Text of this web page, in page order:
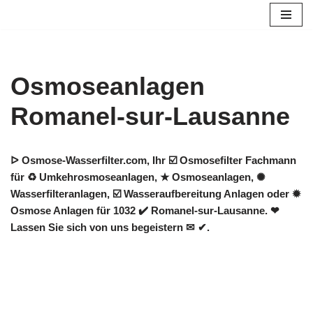
Osmoseanlagen
Romanel-sur-Lausanne
ᐅ Osmose-Wasserfilter.com, Ihr ☑️ Osmosefilter Fachmann
für ♻ Umkehrosmoseanlagen, ★ Osmoseanlagen, ✺
Wasserfilteranlagen, ☑️ Wasseraufbereitung Anlagen oder ✹
Osmose Anlagen für 1032 ✔️ Romanel-sur-Lausanne. ❤
Lassen Sie sich von uns begeistern ✉ ✔.